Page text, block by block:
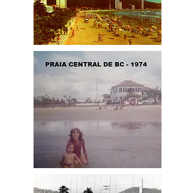
em apoio à 4ª Promotoria de Justiça da Comarca
Gaspar. Na manhã desta terça-feira (28/04)